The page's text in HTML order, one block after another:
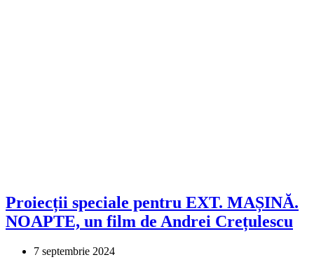
Proiecții speciale pentru EXT. MAȘINĂ.
NOAPTE, un film de Andrei Crețulescu
7 septembrie 2024